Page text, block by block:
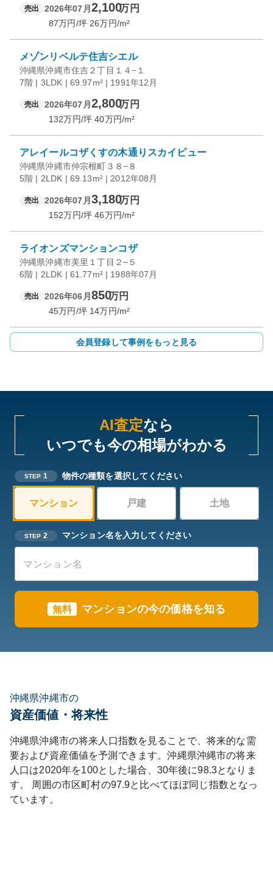
売出 2026年07月 2,100万円
87万円/坪 26万円/m²
メゾンリベルテ住吉シエル
沖縄県沖縄市住吉２丁目１４−１
7階 | 3LDK | 69.97m² | 1991年12月
売出 2026年07月 2,800万円
132万円/坪 40万円/m²
アレイールコザくすの木通りスカイビュー
沖縄県沖縄市仲宗根町３８−８
5階 | 2LDK | 69.13m² | 2012年08月
売出 2026年07月 3,180万円
152万円/坪 46万円/m²
ライオンズマンションコザ
沖縄県沖縄市美里１丁目２−５
6階 | 2LDK | 61.77m² | 1988年07月
売出 2026年06月 850万円
45万円/坪 14万円/m²
会員登録して事例をもっと見る
AI査定なら
いつでも今の相場がわかる
STEP 1 物件の種類を選択してください
マンション 戸建 土地
STEP 2 マンション名を入力してください
無料 マンションの今の価格を知る
沖縄県沖縄市の
資産価値・将来性
沖縄県沖縄市の将来人口指数を見ることで、将来的な需
要および資産価値を予測できます。沖縄県沖縄市の将来
人口は2020年を100とした場合、30年後に98.3となりま
す。
周囲の市区町村の97.9と比べてほぼ同じ指数となっ
ています。